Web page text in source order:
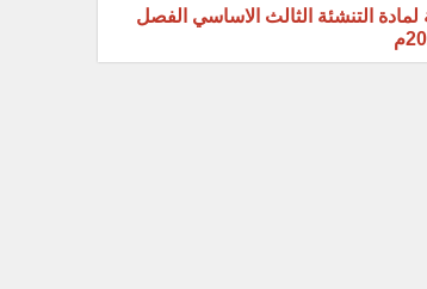
لمادة التنشئة الثالث الاساسي الفصل